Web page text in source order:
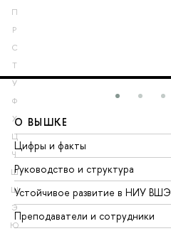
П
Р
С
Т
У
Ф
Х
Ц
Ч
Ш
Щ
Э
Ю
О ВЫШКЕ
Цифры и факты
Руководство и структура
Устойчивое развитие в НИУ ВШЭ
Преподаватели и сотрудники